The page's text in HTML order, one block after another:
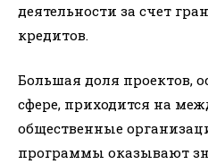
деятельности за счет
кредитов.
Большая доля проектов,
сфере, приходится на
общественные
программы оказывают